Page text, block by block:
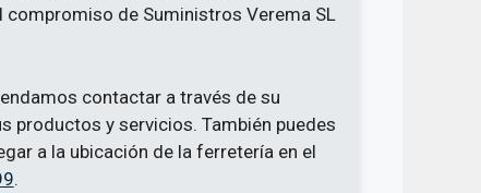
compromiso de Suministros Verema SL
contactar a través de su
productos y servicios. También puedes
a la ubicación de la ferretería en el
.